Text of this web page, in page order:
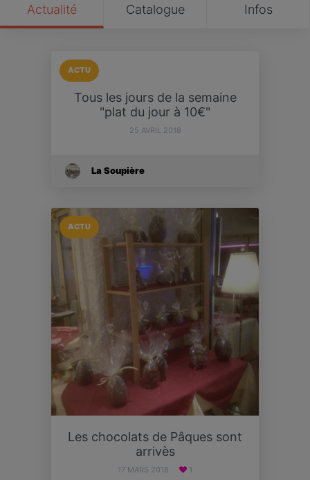
Actualité Catalogue Infos
ACTU
Tous les jours de la semaine
"plat du jour à 10€"
25 AVRIL 2018
La Soupière
ACTU
Les chocolats de Pâques sont
arrivès
17 MARS 2018 1